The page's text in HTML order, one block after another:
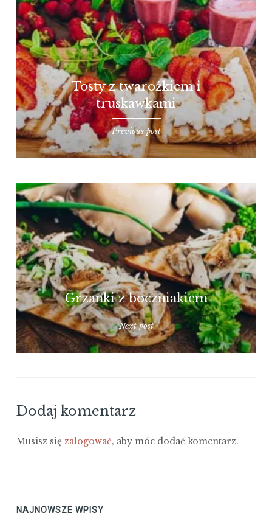
Tosty z twarożkiem i
truskawkami
Previous post
Grzanki z boczniakiem
Next post
Dodaj komentarz
Musisz się zalogować, aby móc dodać komentarz.
NAJNOWSZE WPISY